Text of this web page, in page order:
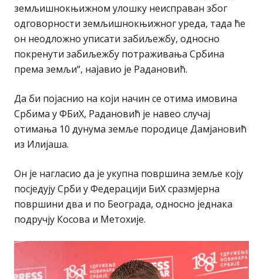
земљишнокњижном улошку неисправан због
одговорности земљишнокњижног уреда, тада ће
он неодложно уписати забиљежбу, односно
покренути забиљежбу потраживања Србина
према земљи“, најавио је Радановић.
Да би појаснио на који начин се отима имовина
Србима у ФБиХ, Радановић је навео случај
отимања 10 дунума земље породице Дамјановић
из Илијаша.
Он је нагласио да је укупна површина земље коју
посједују Срби у Федерацији БиХ сразмјерна
површини два и по Београда, односно једнака
подручју Косова и Метохије.